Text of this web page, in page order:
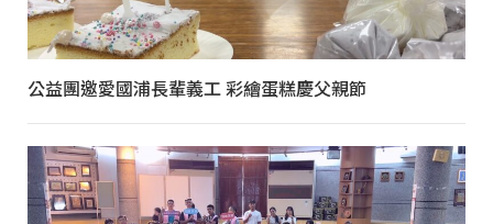
公益團邀愛國浦長輩義工 彩繪蛋糕慶父親節